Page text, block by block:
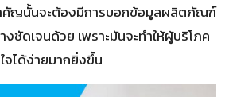
คัญนั้นจะต้องมีการบอกข้อมูลผลิตภัณฑ์
ดเจนด้วย เพราะมันจะทำให้ผู้บริโภค
ได้ง่ายมากยิ่งขึ้น